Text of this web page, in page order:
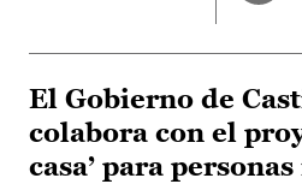
El Gobierno de
colabora con el
casa’ para